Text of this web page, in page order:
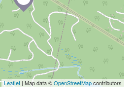
Leaflet | Map data ©OpenStreetMapcontributors